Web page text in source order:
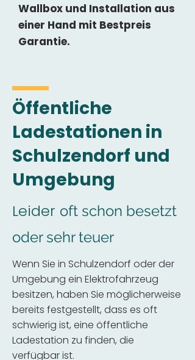
Wallbox und Installation aus
einer Hand mit Bestpreis
Garantie.
Öffentliche
Ladestationen in
Schulzendorf und
Umgebung
Leider oft schon besetzt
oder sehr teuer
Wenn Sie in Schulzendorf oder der
Umgebung ein Elektrofahrzeug
besitzen, haben Sie möglicherweise
bereits festgestellt, dass es oft
schwierig ist, eine öffentliche
Ladestation zu finden, die
verfügbar ist.